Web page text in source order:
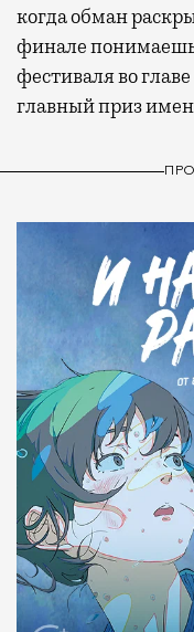
когда обман
финале
фестиваля во
главный приз